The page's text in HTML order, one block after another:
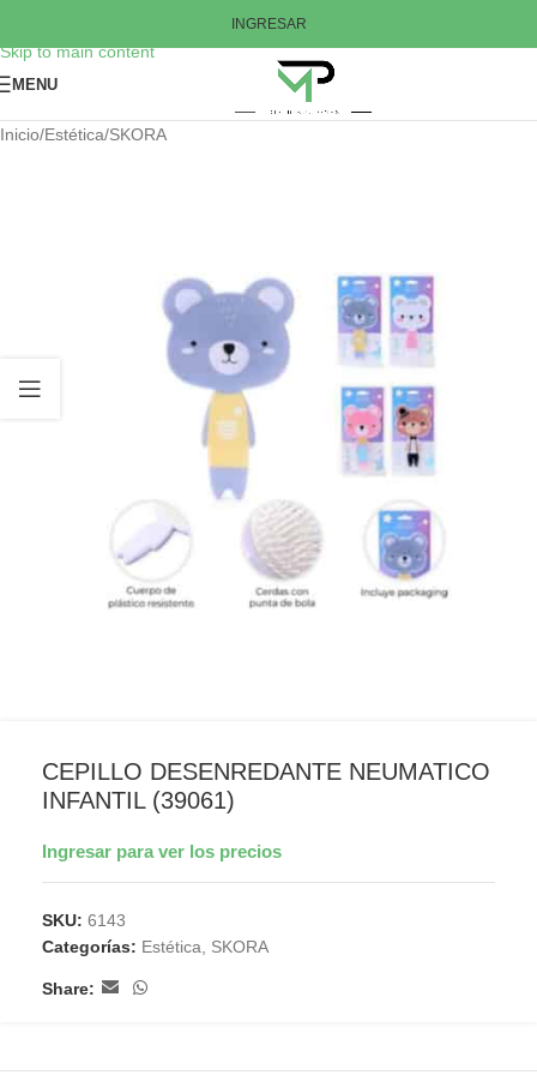
Skip to main content
INGRESAR
MENU
Inicio/Estética/SKORA
CEPILLO DESENREDANTE NEUMATICO
INFANTIL (39061)
Ingresar para ver los precios
SKU: 6143
Categorías: Estética SKORA
Share: